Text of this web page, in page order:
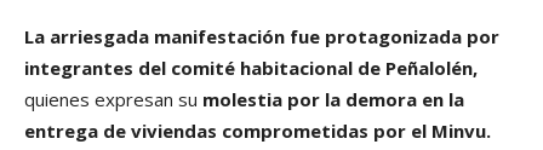
La arriesgada manifestación fue protagonizada por
integrantes del comité habitacional de Peñalolén,
quienes expresan su molestia por la demora en la
entrega de viviendas comprometidas por el Minvu.